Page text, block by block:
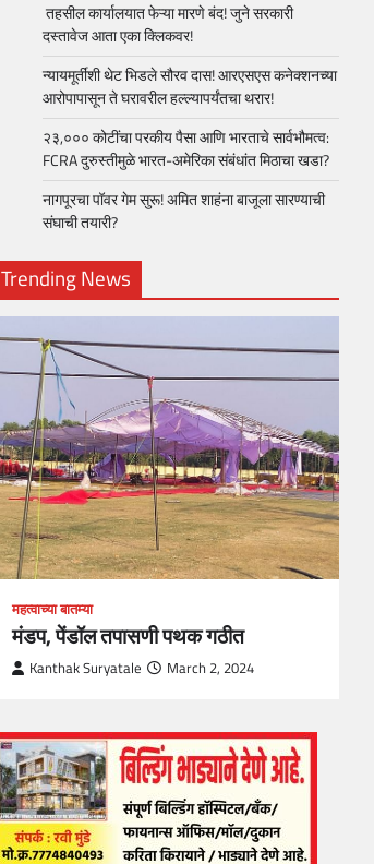
तहसील कार्यालयात फेऱ्या मारणे बंद! जुने सरकारी
दस्तावेज आता एका क्लिकवर!
न्यायमूर्तींशी थेट भिडले सौरव दास! आरएसएस कनेक्शनच्या
आरोपापासून ते घरावरील हल्ल्यापर्यंतचा थरार!
२३,००० कोटींचा परकीय पैसा आणि भारताचे सार्वभौमत्व:
FCRA दुरुस्तीमुळे भारत-अमेरिका संबंधांत मिठाचा खडा?
नागपूरचा पॉवर गेम सुरू! अमित शाहंना बाजूला सारण्याची
संघाची तयारी?
Trending News
महत्वाच्या बातम्या
मंडप, पेंडॉल तपासणी पथक गठीत
Kanthak Suryatale March 2, 2024